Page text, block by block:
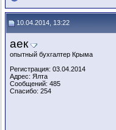
10.04.2014, 13:22
аек
опытный бухгалтер Крыма
Регистрация: 03.04.2014
Адрес: Ялта
Сообщений: 485
Спасибо: 254